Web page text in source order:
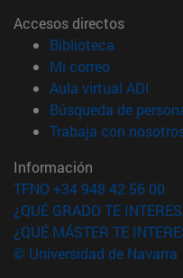
Accesos directos
Biblioteca
Mi correo(abre en
Aula virtual ADI
Búsqueda de
Trabaja con
Información
TFNO +34 948 42 56 00
¿QUÉ GRADO TE
¿QUÉ MÁSTER TE
© Universidad de Navarra